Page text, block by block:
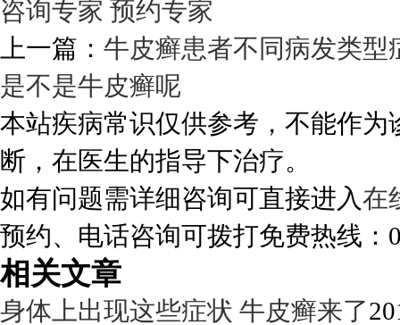
咨询专家 预约专家
上一篇： 牛皮癣患者不同病发类型
是不是牛皮癣呢
本站疾病常识仅供参考，不能作
断，在医生的指导下治疗。
如有问题需详细咨询可直接进入在
预约、电话咨询可拨打免费热线：
相关文章
身体上出现这些症状 牛皮癣来了